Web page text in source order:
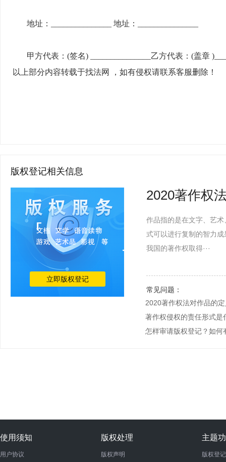
地址： _______________ 地址：_______________
甲方代表： (签名) _______________乙方代表：(盖章
以上部分内容转载于找法网
，如有侵权请联系客服删除！
版权登记相关信息
立即版权登记
2020著作权
作品指的是在文字、艺
式可以进行复制的智力
我国的著作权取得···
常见问题：
2020著作权法对作品的
著作权侵权的责任形式是
怎样审请版权登记？如何
使用须知
用户协议
版权处理
版权声明
主题
版权登